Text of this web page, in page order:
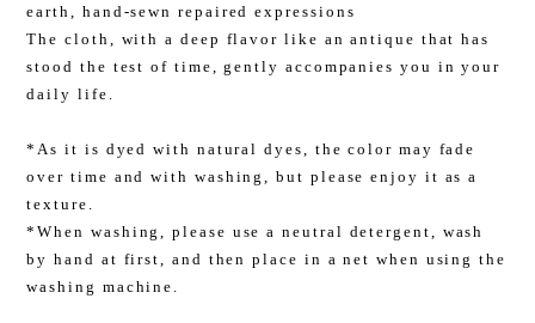
earth, hand-sewn repaired expressions
The cloth, with a deep flavor like an antique that has
stood the test of time, gently accompanies you in your
daily life.
*As it is dyed with natural dyes, the color may fade
over time and with washing, but please enjoy it as a
texture.
*When washing, please use a neutral detergent, wash
by hand at first, and then place in a net when using the
washing machine.